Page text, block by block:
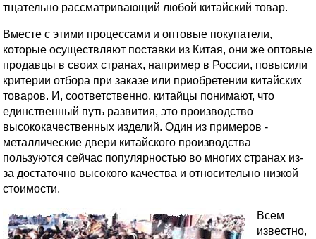
тщательно рассматривающий любой китайский товар.
Вместе с этими процессами и оптовые покупатели,
которые осуществляют поставки из Китая, они же оптовые
продавцы в своих странах, например в России, повысили
критерии отбора при заказе или приобретении китайских
товаров. И, соответственно, китайцы понимают, что
единственный путь развития, это производство
высококачественных изделий. Один из примеров -
металлические двери китайского производства
пользуются сейчас популярностью во многих странах из-
за достаточно высокого качества и относительно низкой
стоимости.
Всем
известно,